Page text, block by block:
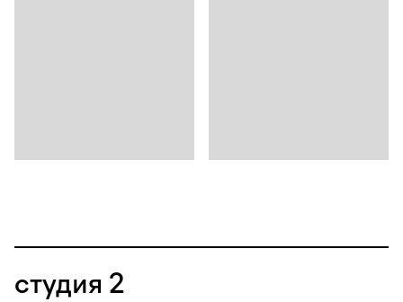
студия 2